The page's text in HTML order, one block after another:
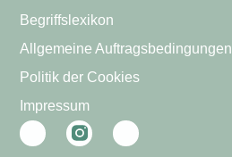
Begriffslexikon
Allgemeine Auftragsbedingungen
Politik der Cookies
Impressum